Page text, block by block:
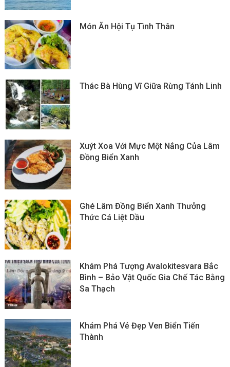
Món Ăn Hội Tụ Tình Thân
Thác Bà Hùng Vĩ Giữa Rừng Tánh Linh
Xuýt Xoa Với Mực Một Nắng Của Lâm
Đồng Biển Xanh
Ghé Lâm Đồng Biển Xanh Thưởng
Thức Cá Liệt Dầu
Khám Phá Tượng Avalokitesvara Bắc
Bình – Bảo Vật Quốc Gia Chế Tác Bằng
Sa Thạch
Khám Phá Vẻ Đẹp Ven Biển Tiến
Thành